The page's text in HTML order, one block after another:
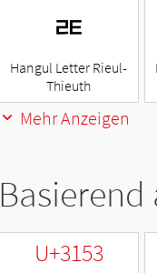
ㄾ
Hangul Letter Rieul-
Thieuth
Mehr Anzeigen
Basierend
U+3153